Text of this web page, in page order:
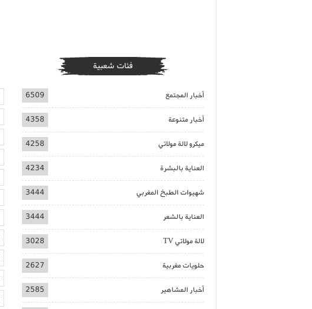
فئات شعبية
أخبار المجتمع 6509
أخبار متنوعة 4358
ميكرو لالة مولاتي 4258
العناية بالبشرة 4234
شهيوات الطبخ المغربي 3444
العناية بالشعر 3444
لالة مولاتي TV 3028
حلويات مغربية 2627
أخبار المشاهير 2585